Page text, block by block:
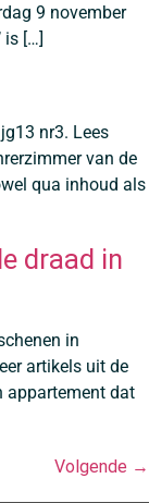
9 november
is […]
nr3. Lees
van de
qua inhoud als
draad in
in
artikels uit de
appartement dat
Volgende →